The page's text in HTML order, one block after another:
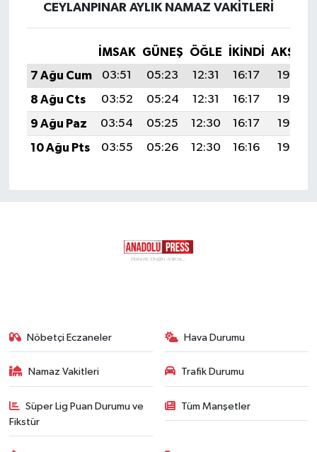
CEYLANPINAR AYLIK NAMAZ VAKITLERI
İMSAK GÜNEŞ ÖĞLE İKINDI
AKŞAM
7 Ağu Cum
03:51 05:23 12:31 16:17
19:28
8 Ağu Cts
03:52 05:24 12:31 16:17
19:27
9 Ağu Paz
03:54 05:25 12:30 16:17
19:26
10 Ağu Pts
03:55 05:26 12:30 16:16 19:25
Nöbetçi Eczaneler Hava Durumu
Namaz Vakitleri Trafik Durumu
Süper Lig Puan Durumu ve
Fikstür
Tüm Manşetler